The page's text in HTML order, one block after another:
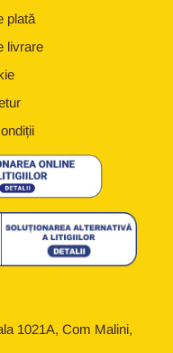
plată
livrare
1021A, Com Malini,